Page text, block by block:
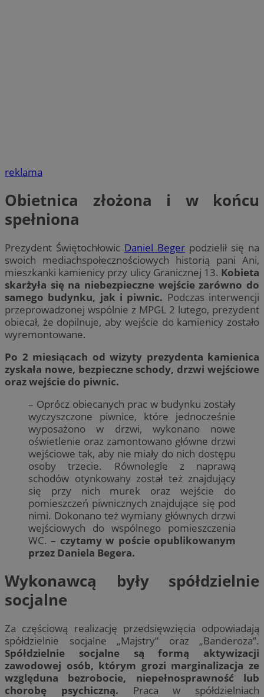
reklama
Obietnica złożona i w końcu
spełniona
Prezydent Świętochłowic Daniel Beger podzielił się na
swoich mediachspołecznościowych historią pani Ani,
mieszkanki kamienicy przy ulicy Granicznej 13. Kobieta
skarżyła się na niebezpieczne wejście zarówno do
samego budynku, jak i piwnic. Podczas interwencji
przeprowadzonej wspólnie z MPGL 2 lutego, prezydent
obiecał, że dopilnuje, aby wejście do kamienicy zostało
wyremontowane.
Po 2 miesiącach od wizyty prezydenta kamienica
zyskała nowe, bezpieczne schody, drzwi wejściowe
oraz wejście do piwnic.
– Oprócz obiecanych prac w budynku zostały
wyczyszczone piwnice, które jednocześnie
wyposażono w drzwi, wykonano nowe
oświetlenie oraz zamontowano główne drzwi
wejściowe tak, aby nie miały do nich dostępu
osoby trzecie. Równolegle z naprawą
schodów otynkowany został też znajdujący
się przy nich murek oraz wejście do
pomieszczeń piwnicznych znajdujące się pod
nimi. Dokonano też wymiany głównych drzwi
wejściowych do wspólnego pomieszczenia
WC. – czytamy w poście opublikowanym
przez Daniela Begera.
Wykonawcą były spółdzielnie
socjalne
Za częściową realizację przedsięwzięcia odpowiadają
spółdzielnie socjalne „Majstry” oraz „Banderoza”.
Spółdzielnie socjalne są formą aktywizacji
zawodowej osób, którym grozi marginalizacja ze
względuna bezrobocie, niepełnosprawność lub
chorobę psychiczną. Praca w spółdzielniach